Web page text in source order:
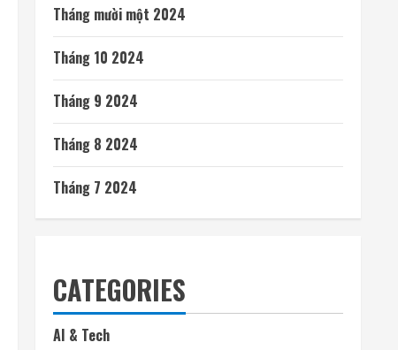
Tháng mười một 2024
Tháng 10 2024
Tháng 9 2024
Tháng 8 2024
Tháng 7 2024
CATEGORIES
AI & Tech